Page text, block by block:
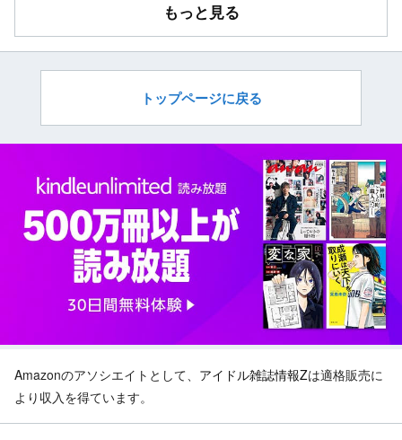
もっと見る
トップページに戻る
Amazonのアソシエイトとして、 アイドル雑誌情報Zは適格販売に
より収入を得ています。